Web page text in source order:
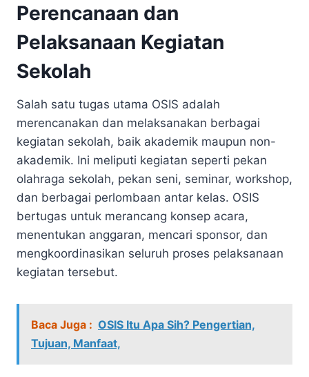
Perencanaan dan
Pelaksanaan Kegiatan
Sekolah
Salah satu tugas utama OSIS adalah
merencanakan dan melaksanakan berbagai
kegiatan sekolah, baik akademik maupun non-
akademik. Ini meliputi kegiatan seperti pekan
olahraga sekolah, pekan seni, seminar, workshop,
dan berbagai perlombaan antar kelas. OSIS
bertugas untuk merancang konsep acara,
menentukan anggaran, mencari sponsor, dan
mengkoordinasikan seluruh proses pelaksanaan
kegiatan tersebut.
Baca Juga : OSIS Itu Apa Sih? Pengertian,
Tujuan, Manfaat,